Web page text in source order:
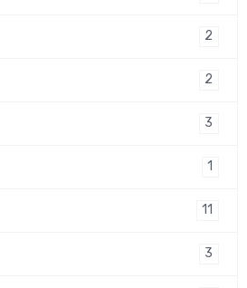
2
2
3
1
11
3